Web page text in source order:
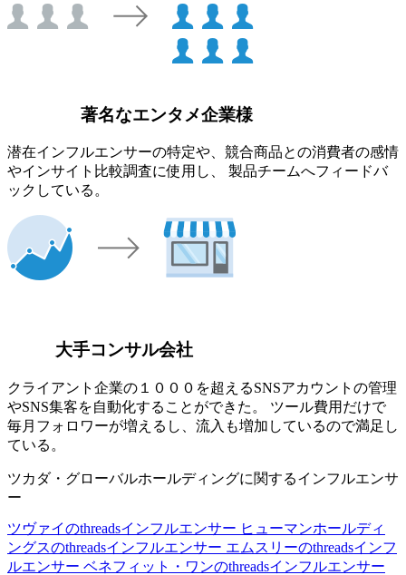
著名なエンタメ企業様
潜在インフルエンサーの特定や、競合商品との消費者の感情
やインサイト比較調査に使用し、 製品チームへフィードバ
ックしている。
大手コンサル会社
クライアント企業の１０００を超えるSNSアカウントの管理
やSNS集客を自動化することができた。 ツール費用だけで
毎月フォロワーが増えるし、流入も増加しているので満足し
ている。
ツカダ・グローバルホールディングに関するインフルエンサ
ー
ツヴァイのthreadsインフルエンサー ヒューマンホールディ
ングスのthreadsインフルエンサー エムスリーのthreadsインフ
ルエンサー ベネフィット・ワンのthreadsインフルエンサー